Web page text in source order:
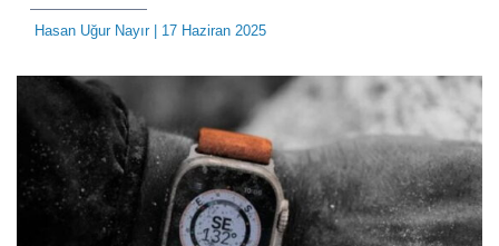
Hasan Uğur Nayır| 17 Haziran 2025